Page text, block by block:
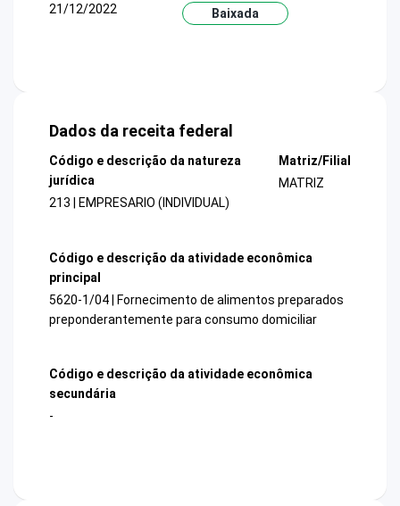
21/12/2022
Baixada
Dados da receita federal
Código e descrição da natureza
jurídica
213 | EMPRESARIO (INDIVIDUAL)
Matriz/Filial
MATRIZ
Código e descrição da atividade econômica
principal
5620-1/04 | Fornecimento de alimentos preparados
preponderantemente para consumo domiciliar
Código e descrição da atividade econômica
secundária
-